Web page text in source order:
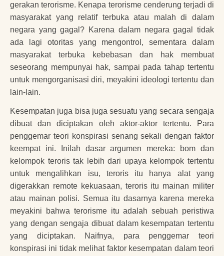
gerakan terorisme. Kenapa terorisme cenderung terjadi di
masyarakat yang relatif terbuka atau malah di dalam
negara yang gagal? Karena dalam negara gagal tidak
ada lagi otoritas yang mengontrol, sementara dalam
masyarakat terbuka kebebasan dan hak membuat
seseorang mempunyai hak, sampai pada tahap tertentu
untuk mengorganisasi diri, meyakini ideologi tertentu dan
lain-lain.
Kesempatan juga bisa juga sesuatu yang secara sengaja
dibuat dan diciptakan oleh aktor-aktor tertentu. Para
penggemar teori konspirasi senang sekali dengan faktor
keempat ini. Inilah dasar argumen mereka: bom dan
kelompok teroris tak lebih dari upaya kelompok tertentu
untuk mengalihkan isu, teroris itu hanya alat yang
digerakkan remote kekuasaan, teroris itu mainan militer
atau mainan polisi. Semua itu dasarnya karena mereka
meyakini bahwa terorisme itu adalah sebuah peristiwa
yang dengan sengaja dibuat dalam kesempatan tertentu
yang diciptakan. Naifnya, para penggemar teori
konspirasi ini tidak melihat faktor kesempatan dalam teori